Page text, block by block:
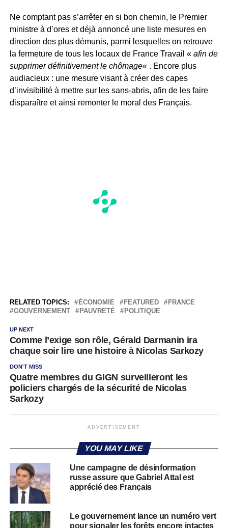
Ne comptant pas s’arrêter en si bon chemin, le Premier
ministre à d’ores et déjà annoncé une liste mesures en
direction des plus démunis, parmi lesquelles on retrouve
la fermeture de tous les locaux de France Travail « afin de
supprimer définitivement le chômage« . Encore plus
audiacieux : une mesure visant à créer des capes
d’invisibilité à mettre sur les sans-abris, afin de les faire
disparaître et ainsi remonter le moral des Français.
RELATED TOPICS: ÉCONOMIE FEATURED
FRANCE
GOUVERNEMENT
PAUVRETÉ POLITIQUE
UP NEXT
Comme l’exige son rôle, Gérald Darmanin ira
chaque soir lire une histoire à Nicolas Sarkozy
DON'T MISS
Quatre membres du GIGN surveilleront les
policiers chargés de la sécurité de Nicolas
Sarkozy
ADVERTISEMENT
YOU MAY LIKE
Une campagne de désinformation
russe assure que Gabriel Attal est
apprécié des Français
Le gouvernement lance un numéro vert
pour signaler les forêts encore intactes